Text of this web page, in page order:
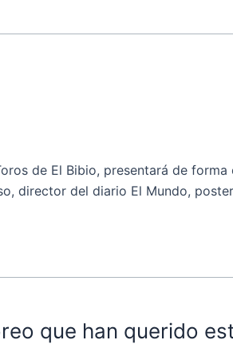
de El Bibio, presentará de
director del diario El Mundo,
que han querido